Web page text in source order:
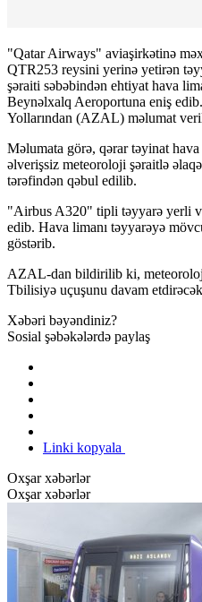
"Qatar Airways" aviaşirkətinə
QTR253 reysini yerinə yetirən
şəraiti səbəbindən ehtiyat hava
Beynəlxalq Aeroportuna eniş
Yollarından (AZAL) məlumat
Məlumata görə, qərar təyinat
əlverişsiz meteoroloji şəraitlə
tərəfindən qəbul edilib.
"Airbus A320" tipli təyyarə yerli
edib. Hava limanı təyyarəyə
göstərib.
AZAL-dan bildirilib ki, meteoroloji
Tbilisiyə uçuşunu davam
Xəbəri bəyəndiniz?
Sosial şəbəkələrdə paylaş
Linki kopyala
Oxşar xəbərlər
Oxşar xəbərlər